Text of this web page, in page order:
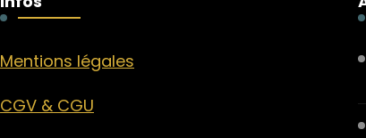
Mentions légales
CGV & CGU